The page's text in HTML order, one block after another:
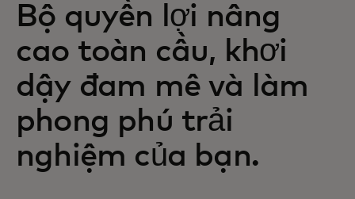
Bộ quyền lợi nâng
cao toàn cầu, khơi
dậy đam mê và làm
phong phú trải
nghiệm của bạn.